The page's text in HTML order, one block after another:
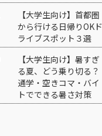
【大学生向け】首都圏
から行ける日帰りOKド
ライブスポット３選
【大学生向け】暑すぎ
る夏、どう乗り切る？
通学・空きコマ・バイ
トでできる暑さ対策